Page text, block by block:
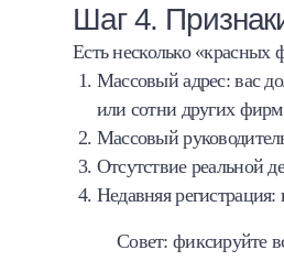
Шаг 4.
Есть несколько «красных
Массовый адрес: вас
или сотни других
Массовый
Отсутствие реальной
Недавняя
Совет: фиксируйте